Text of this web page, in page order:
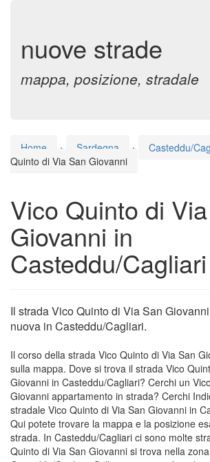
nuove strade
mappa, posizione, stradale
Home › Sardegna › Casteddu/
Quinto di Via San Giovanni
Vico Quinto di
Giovanni in
Casteddu/Cagliari
Il strada Vico Quinto di Via San
nuova in Casteddu/Cagliari.
Il corso della strada Vico Quinto di Via San
sulla mappa. Dove si trova il strada Vico
Giovanni in Casteddu/Cagliari? Cerchi un
Giovanni appartamento in strada? Cerchi
stradale Vico Quinto di Via San Giovanni in
Qui potete trovare la mappa e la posizione
strada. In Casteddu/Cagliari ci sono molte
Quinto di Via San Giovanni si trova nella